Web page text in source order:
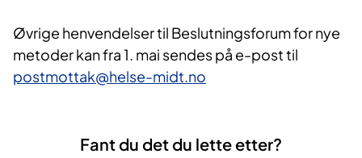
Øvrige henvendelser til Beslutningsforum for nye
metoder kan fra 1. mai sendes på e-post til
postmottak@helse-midt.no
Fant du det du lette etter?